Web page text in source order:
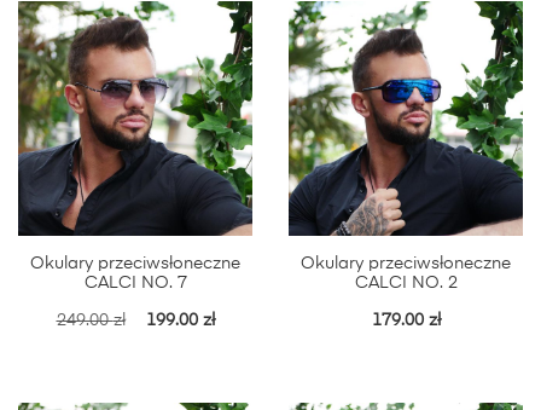
Okulary przeciwsłoneczne
CALCI NO. 7
249.00zł 199.00 zł
Okulary przeciwsłoneczne
CALCI NO. 2
179.00 zł